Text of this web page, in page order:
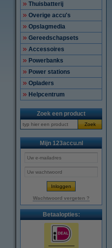
Thuisbatterij
Overige accu's
Opslagmedia
Gereedschapsets
Accessoires
Powerbanks
Power stations
Opladers
Helpcentrum
Zoek een product
Zoek
Mijn 123accu.nl
Wachtwoord vergeten ?
Betaalopties: